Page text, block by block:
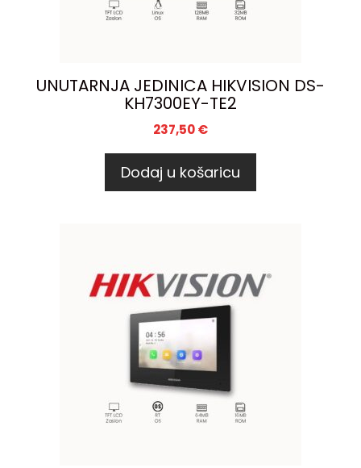
UNUTARNJA JEDINICA HIKVISION DS-
KH7300EY-TE2
237,50€
Dodaj u košaricu